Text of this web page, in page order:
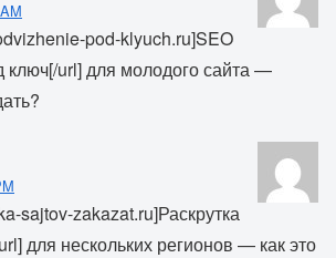
pod-klyuch.ru]SEO
ключ[/url] для молодого сайта —
sajtov-zakazat.ru]Раскрутка
для нескольких регионов — как это